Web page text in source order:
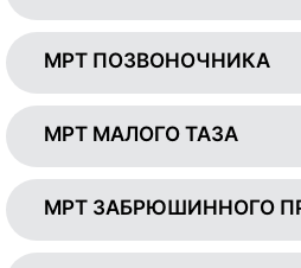
МРТ ПОЗВОНОЧНИКА
МРТ МАЛОГО ТАЗА
МРТ ЗАБРЮШИННОГО